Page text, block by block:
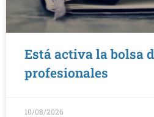
Está activa la bolsa
profesionales
10/08/2026